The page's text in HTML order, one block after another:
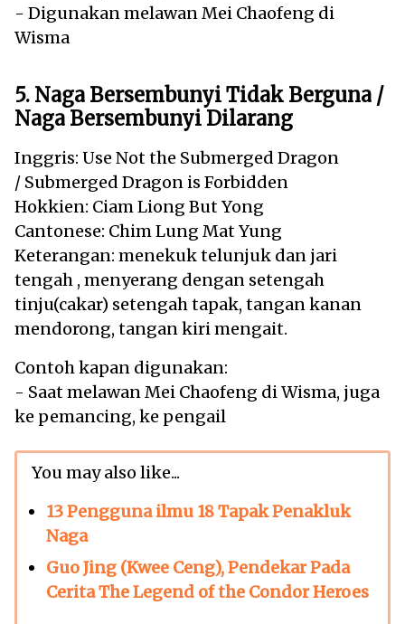
- Digunakan melawan Mei Chaofeng di
Wisma
5. Naga Bersembunyi Tidak Berguna /
Naga Bersembunyi Dilarang
Inggris: Use Not the Submerged Dragon
/ Submerged Dragon is Forbidden
Hokkien: Ciam Liong But Yong
Cantonese: Chim Lung Mat Yung
Keterangan: menekuk telunjuk dan jari
tengah , menyerang dengan setengah
tinju(cakar) setengah tapak, tangan kanan
mendorong, tangan kiri mengait.
Contoh kapan digunakan:
- Saat melawan Mei Chaofeng di Wisma, juga
ke pemancing, ke pengail
You may also like...
13 Pengguna ilmu 18 Tapak Penakluk
Naga
Guo Jing (Kwee Ceng), Pendekar Pada
Cerita The Legend of the Condor Heroes